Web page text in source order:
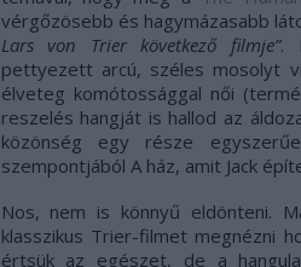
vérgőzösebb és hagymázasabb
Lars von Trier következő filmje”.
pettyezett arcú, széles mosolyt
élveteg komótossággal női
reszelés hangját is hallod az
közönség egy része
szempontjából A ház, amit Jack
Nos, nem is könnyű eldönteni.
klasszikus Trier-filmet megnézni
értsük az egészet, de a